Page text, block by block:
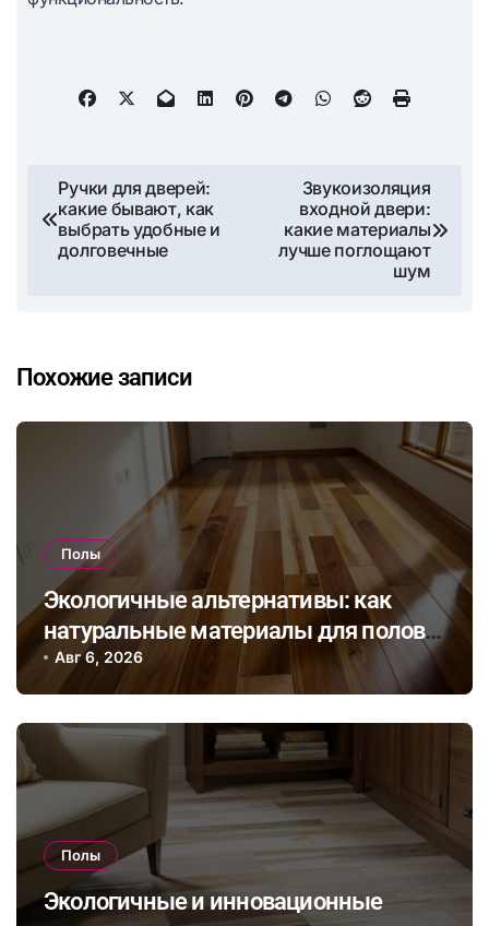
Навигация
по
записям
Ручки для дверей:
какие бывают, как
выбрать удобные и
долговечные
Звукоизоляция
входной двери:
какие материалы
лучше поглощают
шум
Похожие записи
Полы
Экологичные альтернативы: как
натуральные материалы для полов
влияют на здоровье и комфорт в
доме
Авг 6, 2026
Полы
Экологичные и инновационные